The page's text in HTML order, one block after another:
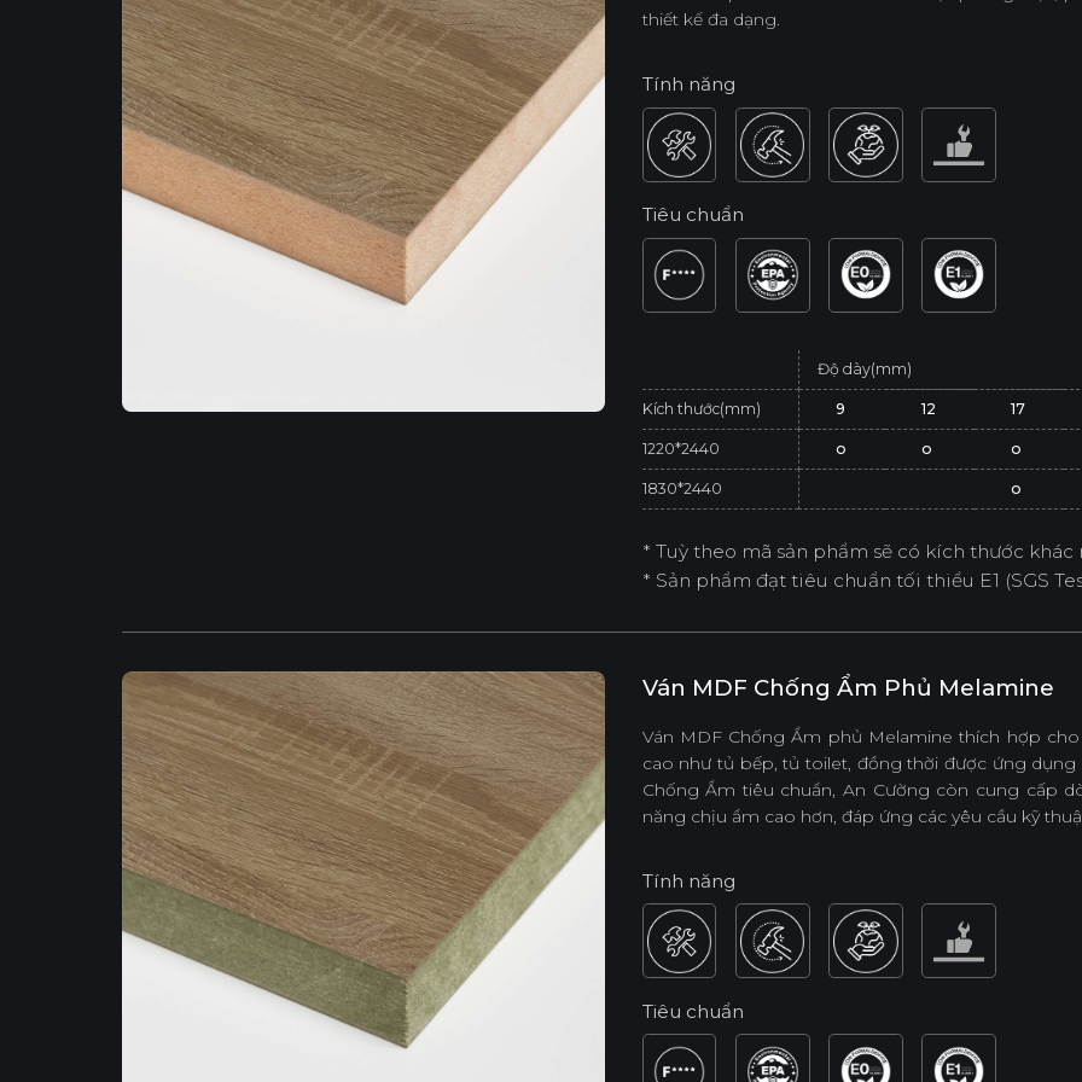
thiết kế đa dạng.
Tính năng
Tiêu chuẩn
Độ dày(mm)
Kích thước(mm) 9 12 17
1220*2440 o o o
1830*2440 o
* Tuỳ theo mã sản phẩm sẽ có kích thước khác
* Sản phẩm đạt tiêu chuẩn tối thiểu E1 (SGS
Ván MDF Chống Ẩm Phủ Melamine
Ván MDF Chống Ẩm phủ Melamine thích hợp
cao như tủ bếp, tủ toilet, đồng thời được ứng
Chống Ẩm tiêu chuẩn, An Cường còn cung cấp
năng chịu ẩm cao hơn, đáp ứng các yêu cầu kỹ
Tính năng
Tiêu chuẩn